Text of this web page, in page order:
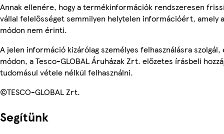
Annak ellenére, hogy a termékinformációk rendszeresen
vállal felelősséget semmilyen helytelen információért, amely
módon nem érinti.
A jelen információ kizárólag személyes felhasználásra
módon, a Tesco-GLOBAL Áruházak Zrt. előzetes írásbeli
tudomásul vétele nélkül felhasználni.
©TESCO-GLOBAL Zrt.
Segítünk